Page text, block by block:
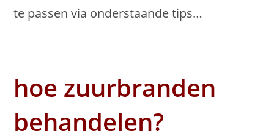
te passen via onderstaande tips…
hoe zuurbranden
behandelen?